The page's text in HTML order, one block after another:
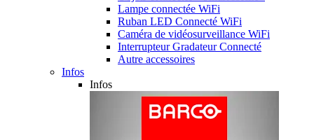
Lampe connectée WiFi
Ruban LED Connecté WiFi
Caméra de vidéosurveillance WiFi
Interrupteur Gradateur Connecté
Autre accessoires
Infos
Infos